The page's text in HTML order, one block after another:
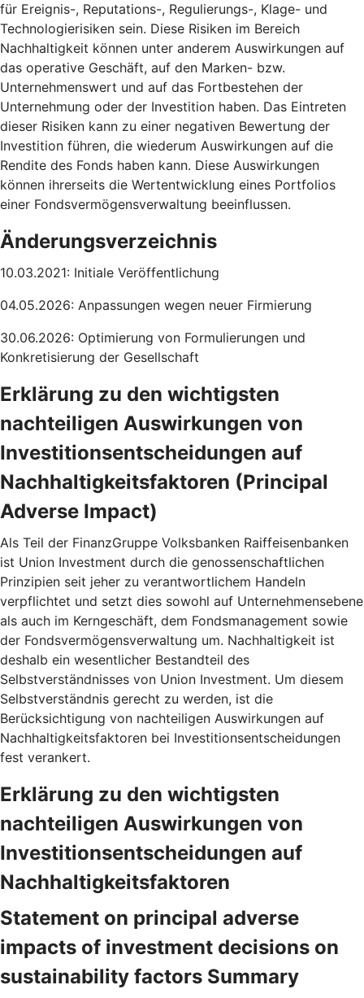
für Ereignis-, Reputations-, Regulierungs-, Klage- und
Technologierisiken sein. Diese Risiken im Bereich
Nachhaltigkeit können unter anderem Auswirkungen auf
das operative Geschäft, auf den Marken- bzw.
Unternehmenswert und auf das Fortbestehen der
Unternehmung oder der Investition haben. Das Eintreten
dieser Risiken kann zu einer negativen Bewertung der
Investition führen, die wiederum Auswirkungen auf die
Rendite des Fonds haben kann. Diese Auswirkungen
können ihrerseits die Wertentwicklung eines Portfolios
einer Fondsvermögensverwaltung beeinflussen.
Änderungsverzeichnis
10.03.2021: Initiale Veröffentlichung
04.05.2026: Anpassungen wegen neuer Firmierung
30.06.2026: Optimierung von Formulierungen und
Konkretisierung der Gesellschaft
Erklärung zu den wichtigsten
nachteiligen Auswirkungen von
Investitionsentscheidungen auf
Nachhaltigkeitsfaktoren (Principal
Adverse Impact)
Als Teil der FinanzGruppe Volksbanken Raiffeisenbanken
ist Union Investment durch die genossenschaftlichen
Prinzipien seit jeher zu verantwortlichem Handeln
verpflichtet und setzt dies sowohl auf Unternehmensebene
als auch im Kerngeschäft, dem Fondsmanagement sowie
der Fondsvermögensverwaltung um. Nachhaltigkeit ist
deshalb ein wesentlicher Bestandteil des
Selbstverständnisses von Union Investment. Um diesem
Selbstverständnis gerecht zu werden, ist die
Berücksichtigung von nachteiligen Auswirkungen auf
Nachhaltigkeitsfaktoren bei Investitionsentscheidungen
fest verankert.
Erklärung zu den wichtigsten
nachteiligen Auswirkungen von
Investitionsentscheidungen auf
Nachhaltigkeitsfaktoren
Statement on principal adverse
impacts of investment decisions on
sustainability factors Summary